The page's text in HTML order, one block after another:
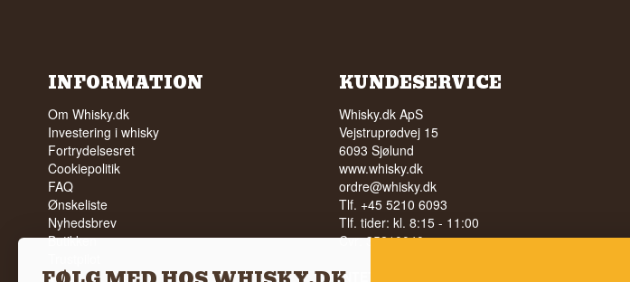
INFORMATION
Om Whisky.dk
Investering i whisky
Fortrydelsesret
Cookiepolitik
FAQ
Ønskeliste
Nyhedsbrev
Butikken
Vilkår
KUNDESERVICE
Whisky.dk ApS
Vejstruprødvej 15
6093 Sjølund
www.whisky.dk
ordre@whisky.dk
Tlf. +45 5210 6093
Tlf. tider: kl. 8:15 - 11:00
Cvr: 35210040
INTET SALG AF ALKOHOL TIL UNGE